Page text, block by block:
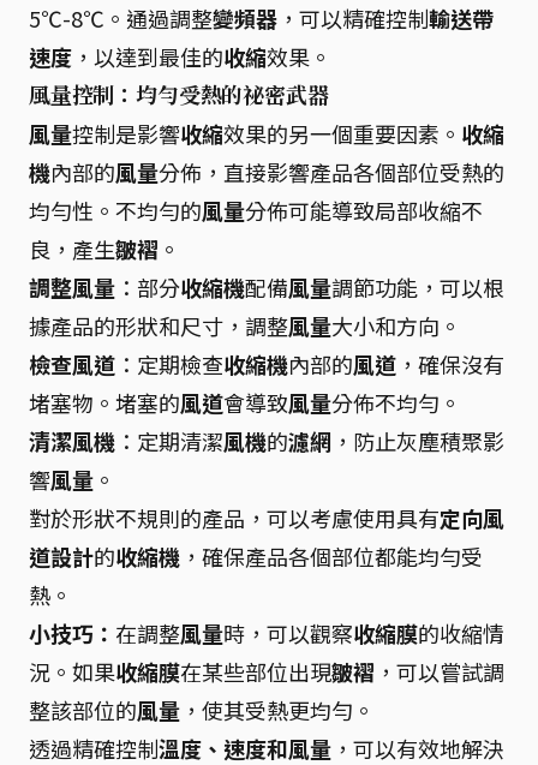
5℃-8℃。通過調整變頻器 ，可以精確控制輸送帶
速度 ，以達到最佳的收縮效果。
風量控制：均勻受熱的祕密武器
風量控制是影響收縮效果的另一個重要因素。 收縮
機內部的風量分佈，直接影響產品各個部位受熱的
均勻性。不均勻的風量分佈可能導致局部收縮不
良，產生皺褶 。
調整風量 ：部分收縮機配備風量調節功能，可以根
據產品的形狀和尺寸，調整風量大小和方向。
檢查風道 ：定期檢查收縮機內部的風道 ，確保沒有
堵塞物。堵塞的風道會導致風量分佈不均勻。
清潔風機 ：定期清潔風機的濾網 ，防止灰塵積聚影
響風量 。
對於形狀不規則的產品，可以考慮使用具有定向風
道設計的收縮機 ，確保產品各個部位都能均勻受
熱。
小技巧： 在調整風量時，可以觀察收縮膜的收縮情
況。如果收縮膜在某些部位出現皺褶 ，可以嘗試調
整該部位的風量 ，使其受熱更均勻。
透過精確控制溫度、速度和風量 ，可以有效地解決